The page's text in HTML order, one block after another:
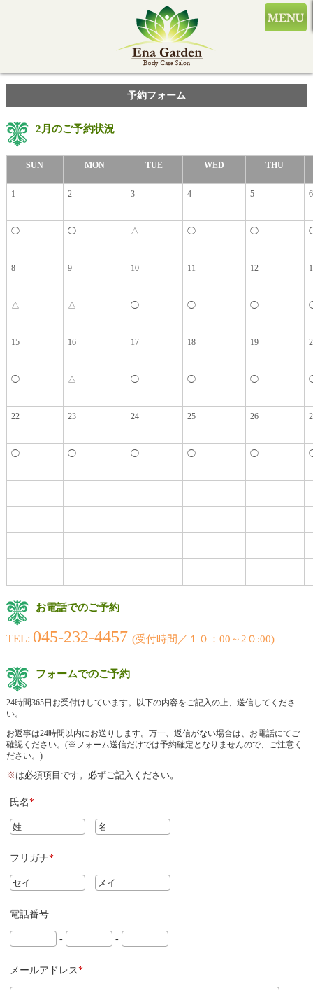
予約フォーム
2月のご予約状況
SUN MON TUE WED THU
1 2 3 4 5 6
◯ ◯ △ ◯ ◯
8 9 10 11 12
△ △ ◯ ◯ ◯
15 16 17 18 19
◯ △ ◯ ◯ ◯
22 23 24 25 26
◯ ◯ ◯ ◯ ◯
お電話でのご予約
TEL: 045-232-4457 (受付時間／１０：00～2０:00)
フォームでのご予約
24時間365日お受付けしています。以下の内容をご記入の上、送信してくださ
い。
お返事は24時間以内にお送りします。万一、返信がない場合は、お電話にてご
確認ください。 (※フォーム送信だけでは予約確定となりませんので、ご注意く
ださい。 )
※ は必須項目です。必ずご記入ください。
氏名*
フリガナ*
電話番号
- -
メールアドレス*